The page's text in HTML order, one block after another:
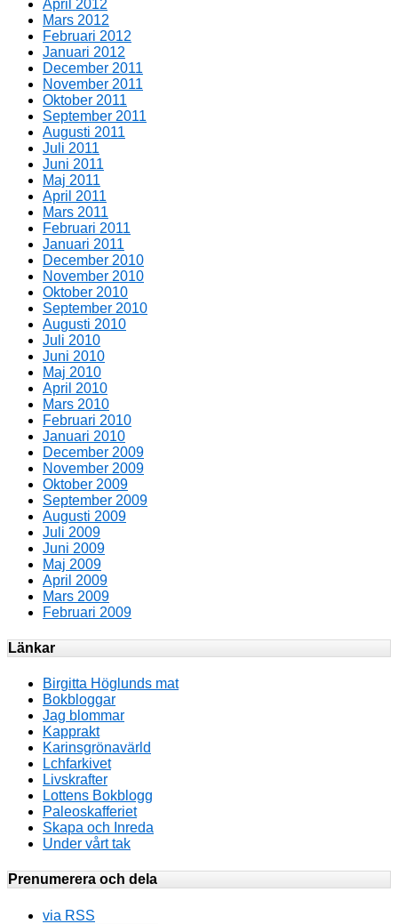
April 2012
Mars 2012
Februari 2012
Januari 2012
December 2011
November 2011
Oktober 2011
September 2011
Augusti 2011
Juli 2011
Juni 2011
Maj 2011
April 2011
Mars 2011
Februari 2011
Januari 2011
December 2010
November 2010
Oktober 2010
September 2010
Augusti 2010
Juli 2010
Juni 2010
Maj 2010
April 2010
Mars 2010
Februari 2010
Januari 2010
December 2009
November 2009
Oktober 2009
September 2009
Augusti 2009
Juli 2009
Juni 2009
Maj 2009
April 2009
Mars 2009
Februari 2009
Länkar
Birgitta Höglunds mat
Bokbloggar
Jag blommar
Kapprakt
Karinsgrönavärld
Lchfarkivet
Livskrafter
Lottens Bokblogg
Paleoskafferiet
Skapa och Inreda
Under vårt tak
Prenumerera och dela
via RSS